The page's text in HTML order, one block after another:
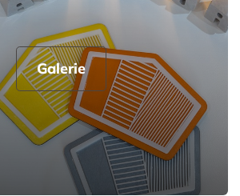
Galerie